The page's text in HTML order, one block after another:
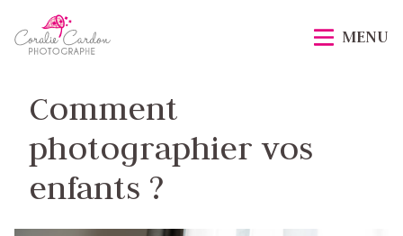
contenu
MENU
Comment
photographier vos
enfants ?